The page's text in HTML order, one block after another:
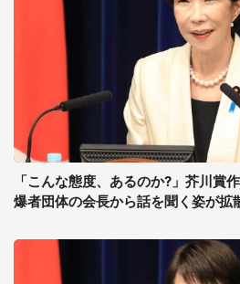
「こんな態度、あるのか?」芥川賞
爆者団体の会長から話を聞く姿が拡